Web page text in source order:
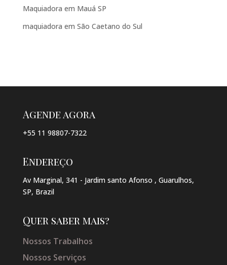
Maquiadora em Mauá SP
maquiadora em São Caetano do Sul
Agende agora
+55 11 98807-7322
Endereço
Av Marginal, 341 - Jardim santo Afonso , Guarulhos,
SP, Brazil
Quer saber mais?
Nossos Trabalhos
Nossos Serviços